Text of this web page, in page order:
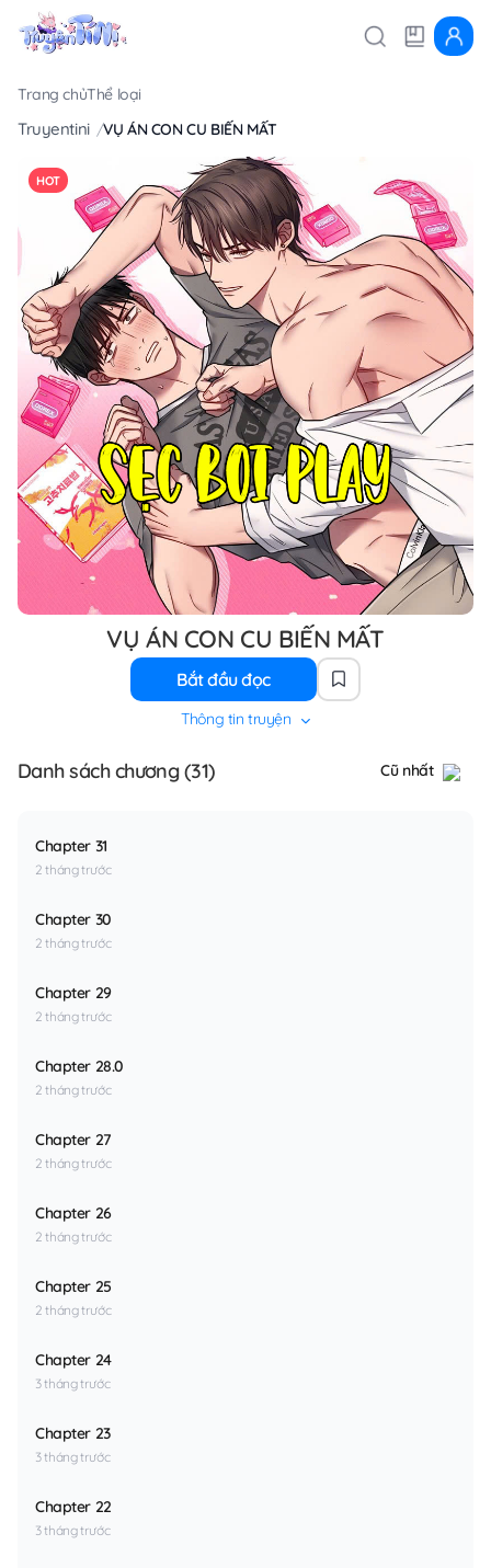
Trang chủThể loại
Truyentini VỤ ÁN CON CU BIẾN MẤT
HOT
VỤ ÁN CON CU BIẾN MẤT
Bắt đầu đọc
Thông tin truyện
Danh sách chương (31) Cũ nhất
Chapter 31
2 tháng trước
Chapter 30
2 tháng trước
Chapter 29
2 tháng trước
Chapter 28.0
2 tháng trước
Chapter 27
2 tháng trước
Chapter 26
2 tháng trước
Chapter 25
2 tháng trước
Chapter 24
3 tháng trước
Chapter 23
3 tháng trước
Chapter 22
3 tháng trước